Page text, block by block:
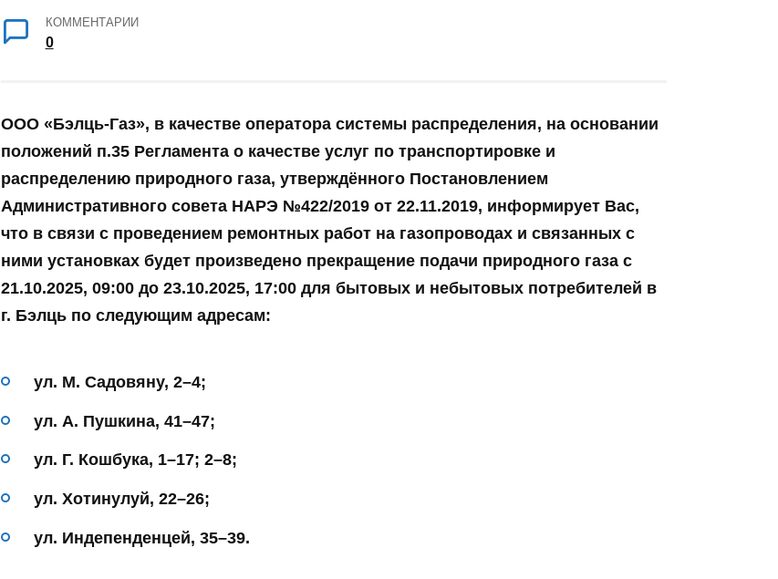
КОММЕНТАРИИ
0
ООО «Бэлць-Газ», в качестве оператора системы распределения, на основании
положений п.35 Регламента о качестве услуг по транспортировке и
распределению природного газа, утверждённого Постановлением
Административного совета НАРЭ №422/2019 от 22.11.2019, информирует Вас,
что в связи с проведением ремонтных работ на газопроводах и связанных с
ними установках будет произведено прекращение подачи природного газа с
21.10.2025, 09:00 до 23.10.2025, 17:00 для бытовых и небытовых потребителей в
г. Бэлць по следующим адресам:
ул. М. Садовяну, 2–4;
ул. А. Пушкина, 41–47;
ул. Г. Кошбука, 1–17; 2–8;
ул. Хотинулуй, 22–26;
ул. Индепенденцей, 35–39.